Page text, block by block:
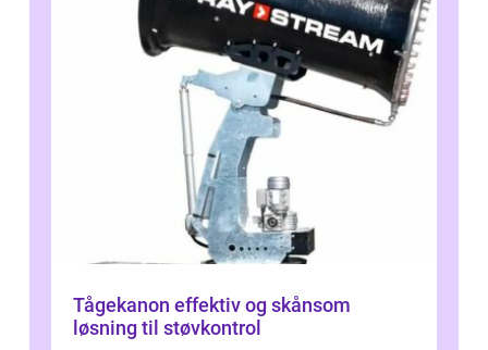
Tågekanon effektiv og skånsom
løsning til støvkontrol